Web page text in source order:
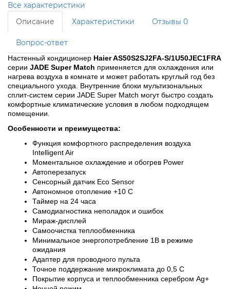
Все характеристики
Описание
Характеристики Отзывы 0
Вопрос-ответ
Настенный кондиционер Haier AS50S2SJ2FA-S/1U50JEC1FRA
серии JADE Super Match применяется для охлаждения или
нагрева воздуха в комнате и может работать круглый год без
специального ухода. Внутренние блоки мультизональных
сплит-систем серии JADE Super Match могут быстро создать
комфортные климатические условия в любом подходящем
помещении.
Особенности и преимущества:
Функция комфортного распределения воздуха
Intelligent Air
Моментальное охлаждение и обогрев Power
Автоперезапуск
Сенсорный датчик Eco Sensor
Автономное отопление +10 С
Таймер на 24 часа
Самодиагностика неполадок и ошибок
Мираж-дисплей
Самоочистка теплообменника
Минимальное энергопотребление 1В в режиме
ожидания
Адаптер для проводного пульта
Точное поддержание микроклимата до 0,5 С
Покрытие корпуса и теплообменника серебром Ag+